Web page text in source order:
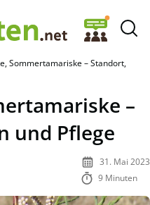
Sommertamariske – Standort,
–
und Pflege
31. Mai 2023
9 Minuten